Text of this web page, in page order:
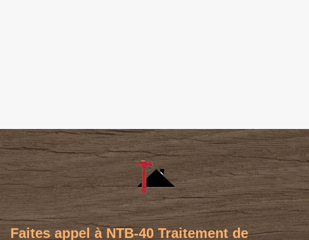
Faites appel à NTB-40 Traitement de